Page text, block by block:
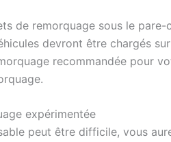
de remorquage sous le
devront être chargés
recommandée pour
expérimentée
peut être difficile, vous